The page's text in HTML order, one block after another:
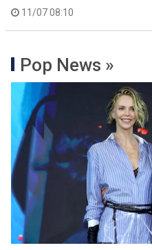
11/07 08:10
Pop News »